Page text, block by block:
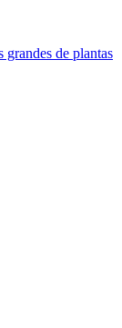
grandes de plantas